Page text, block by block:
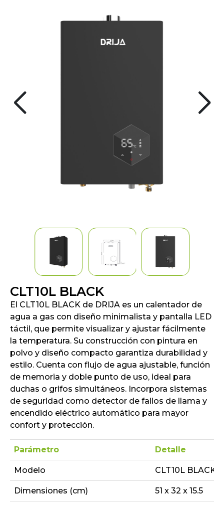
CLT10L BLACK
El CLT10L BLACK de DRIJA es un calentador de
agua a gas con diseño minimalista y pantalla LED
táctil, que permite visualizar y ajustar fácilmente
la temperatura. Su construcción con pintura en
polvo y diseño compacto garantiza durabilidad y
estilo. Cuenta con flujo de agua ajustable, función
de memoria y doble punto de uso, ideal para
duchas o grifos simultáneos. Incorpora sistemas
de seguridad como detector de fallos de llama y
encendido eléctrico automático para mayor
confort y protección.
Parámetro Detalle
Modelo CLT10L BLACK
Dimensiones (cm) 51 x 32 x 15.5